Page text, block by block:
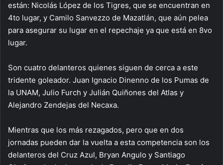
están: Nicolás López de los Tigres, que se encuentran en
4to lugar, y Camilo Sanvezzo de Mazatlán, que aún pelea
para asegurar su lugar en el repechaje ya que está en 8vo
lugar.
Son cuatro delanteros quienes siguen de cerca a este
tridente goleador. Juan Ignacio Dinenno de los Pumas de
la UNAM, Julio Furch y Julián Quiñones del Atlas y
Alejandro Zendejas del Necaxa.
Mientras que los más rezagados, pero que en dos
jornadas pueden dar la vuelta a esta competencia son los
delanteros del Cruz Azul, Bryan Angulo y Santiago